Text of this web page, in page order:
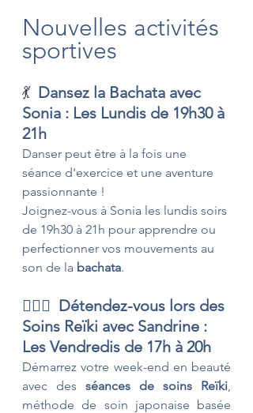
Nouvelles activités
sportives
💃 Dansez la Bachata avec
Sonia : Les Lundis de 19h30 à
21h
Danser peut être à la fois une
séance d'exercice et une aventure
passionnante !
Joignez-vous à Sonia les lundis soirs
de 19h30 à 21h pour apprendre ou
perfectionner vos mouvements au
son de la bachata.
💆🏽‍♂️ Détendez-vous lors des
Soins Reïki avec Sandrine :
Les Vendredis de 17h à 20h
Démarrez votre week-end en beauté
avec des séances de soins Reïki,
méthode de soin japonaise basée